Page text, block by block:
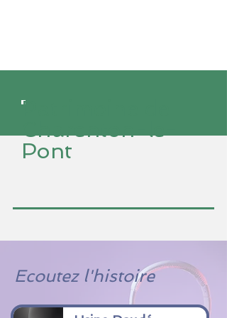
Patrimoine de
Charenton-le-
Pont
Ecoutez l'histoire